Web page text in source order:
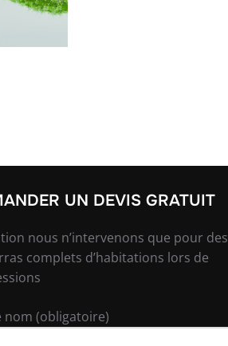
UN DEVIS GRATUIT
nous n’intervenons que pour des
complets d’habitations lors de
nom (obligatoire)